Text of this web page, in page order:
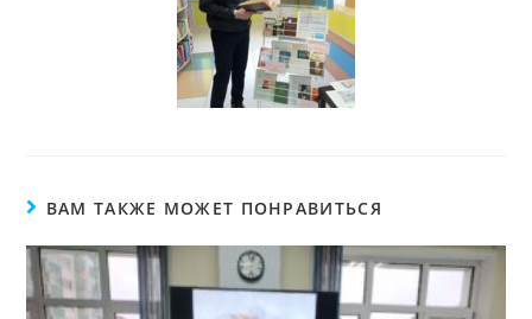
ВАМ ТАКЖЕ МОЖЕТ ПОНРАВИТЬСЯ